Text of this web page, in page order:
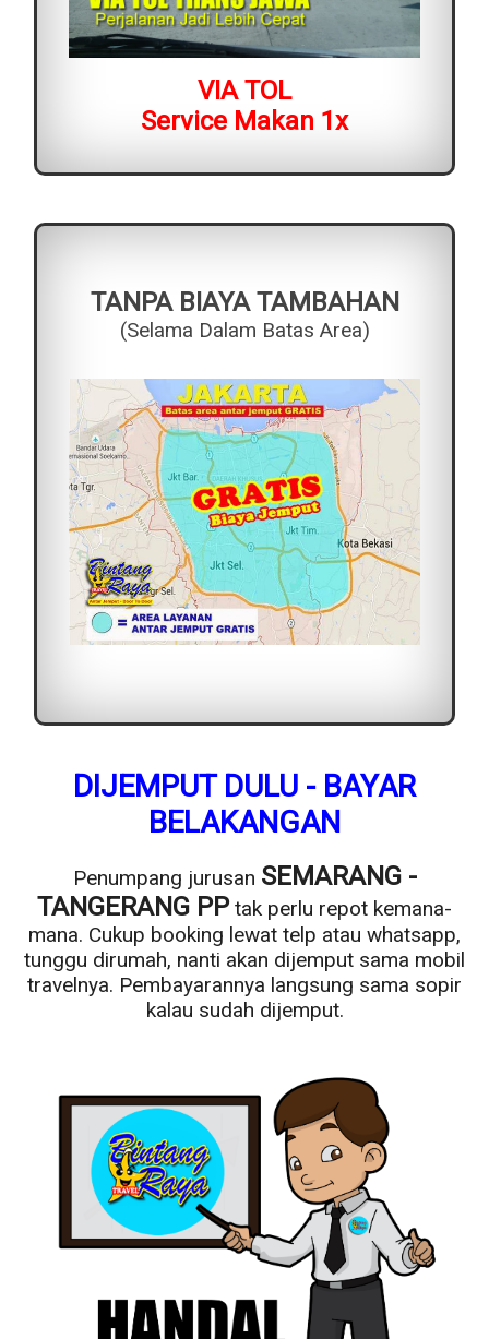
VIA TOL
Service Makan 1x
TANPA BIAYA TAMBAHAN
(Selama Dalam Batas Area)
DIJEMPUT DULU - BAYAR
BELAKANGAN
Penumpang jurusan SEMARANG -
TANGERANG PPtak perlu repot kemana-
mana. Cukup booking lewat telp atau whatsapp,
tunggu dirumah, nanti akan dijemput sama mobil
travelnya. Pembayarannya langsung sama sopir
kalau sudah dijemput.